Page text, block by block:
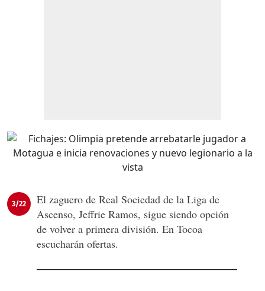
3/22
El zaguero de Real Sociedad de la Liga de
Ascenso, Jeffrie Ramos, sigue siendo opción
de volver a primera división. En Tocoa
escucharán ofertas.